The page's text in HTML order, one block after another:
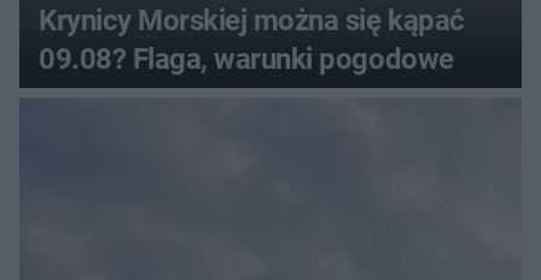
Krynicy Morskiej można się kąpać
09.08? Flaga, warunki pogodowe